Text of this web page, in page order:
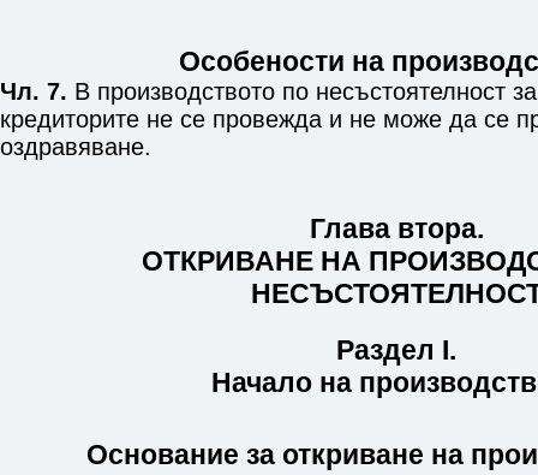
Особености на
Чл. 7. В производството по несъстоятелност
кредиторите не се провежда и не може да се
оздравяване.
Глава втора.
ОТКРИВАНЕ НА
Раздел I.
Начало на
Основание за откриване на